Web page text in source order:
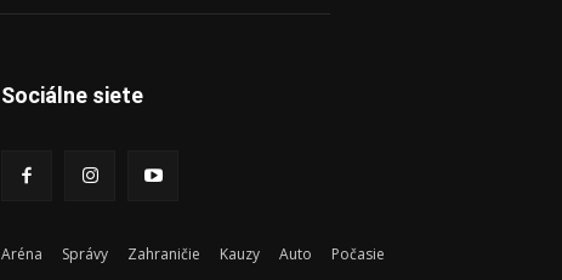
Sociálne siete
Aréna Správy Zahraničie Kauzy Auto Počasie